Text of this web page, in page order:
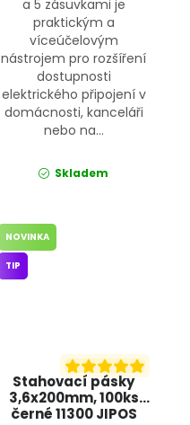
a 5 zásuvkami je
praktickým a
víceúčelovým
nástrojem pro rozšíření
dostupnosti
elektrického připojení v
domácnosti, kanceláři
nebo na...
Skladem
Stahovací pásky
3,6x200mm, 100ks
černé 11300 JIPOS
NOVINKA
TIP